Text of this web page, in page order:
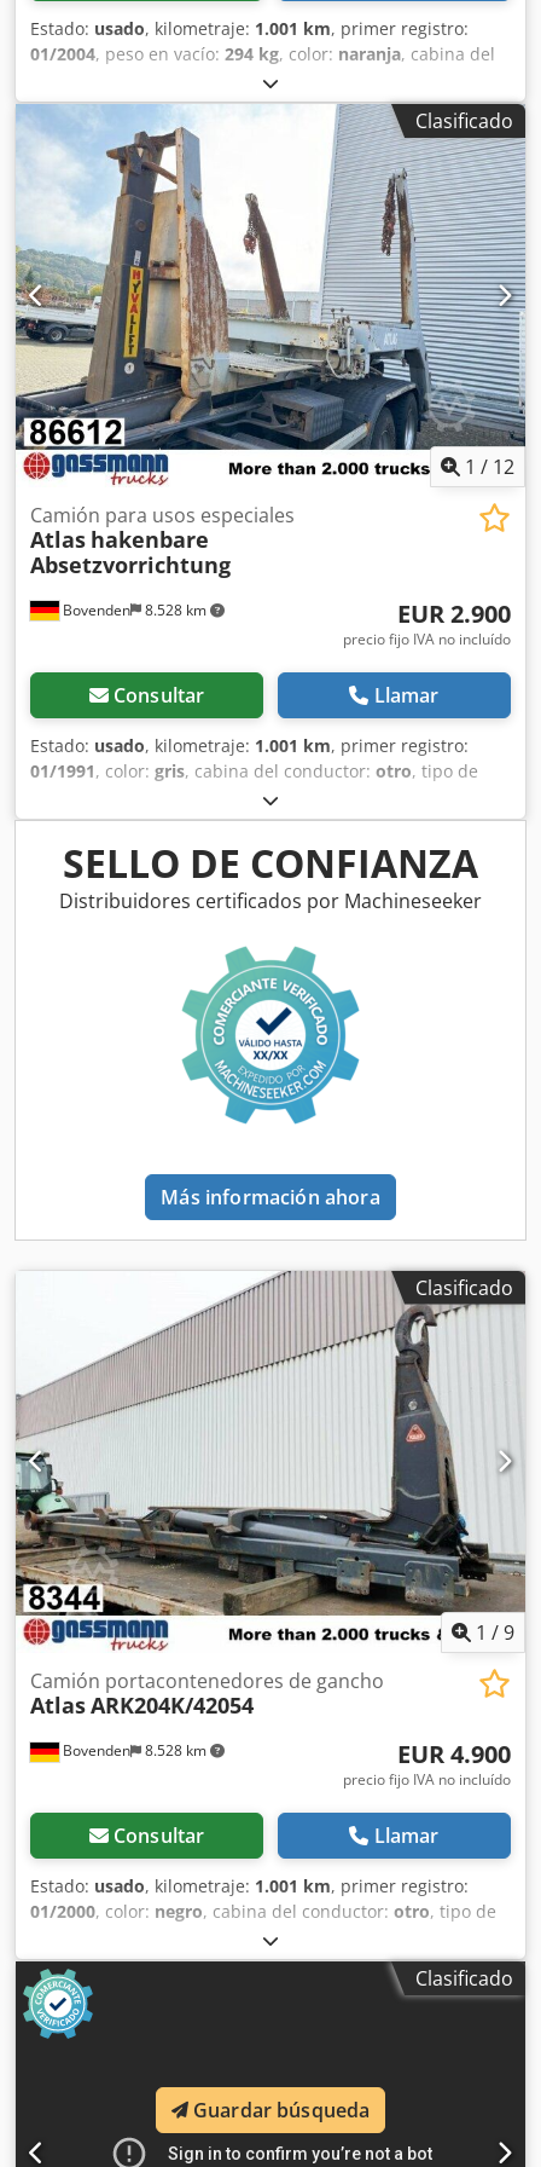
Estado: usado, kilometraje: 1.001 km, primer registro:
01/2004, peso en vacío: 294 kg, color: naranja, cabina del
, tipo de engranaje:
fabricación:2004, Ubicación del vehículo: Bovenden.
Djdpfxsi Rql Hj Amaekr Superestructura: 500 mm. LAS
ESPECIFICACIONES DE LOS ACCESORIOS SE OFRECEN SIN
GARANTÍA. Nos reservamos el derecho a realizar
modificaciones, a vender el vehículo antes de la fecha
prevista y a corregir errores.
Clasificado
1 / 12
Bovenden 8.528 km
Camión para usos especiales
Atlas hakenbare
Absetzvorrichtung
EUR 2.900
precio fijo IVA no incluído
Consultar Llamar
Estado: usado, kilometraje: 1.001 km, primer registro:
01/1991, color: gris, cabina del conductor: otro, tipo de
, Año de fabricación:
vehículo: Bovenden, cierre de contenedor, soporte trasero
Superestructura: Dispositivo de descarga de gancho Atlas
sobre bastidor de rodillos Roland (año 1994) Dkedsp N
Apaspfx Amajr ¡LAS ESPECIFICACIONES DE ACCESORIOS NO
SELLO DE CONFIANZA
Distribuidores certificados por Machineseeker
Más información ahora
Clasificado
1 /9
Bovenden 8.528 km
Camión portacontenedores de gancho
AtlasARK204K/42054
EUR 4.900
precio fijo IVA no incluído
Consultar Llamar
Estado: usado, kilometraje: 1.001 km, primer registro:
01/2000, color: negro, cabina del conductor: otro, tipo de
, Año de fabricación:
vehículo: Bovenden, sistema de bloqueo de contenedores.
Dedpsi Rl Tvjfx Amajkr Carrocería: sistema de descarga
lateral Atlas con gancho articulado para contenedores de
hasta 6 m. Desmontaje de un Daimler-Benz Actros 3340
SOBRE LOS ACCESORIOS SE PROPORCIONA SIN GARANTÍA,
se reservan los derechos a modificaciones, venta previa e
errores.
Clasificado
Guardar búsqueda